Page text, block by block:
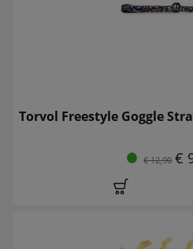
Torvol Freestyle Goggle
€ 12,90 €